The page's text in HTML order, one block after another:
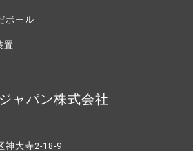
ボール
置
ャパン株式会社
神大寺2-18-9